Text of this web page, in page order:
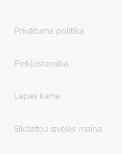
Privātuma politika
Piekļūstamība
Lapas karte
Sīkdatņu izvēles maiņa